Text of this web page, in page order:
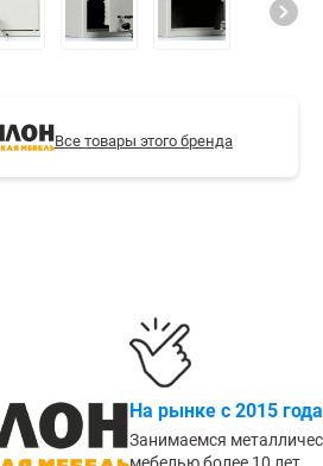
Все товары этого бренда
На рынке с 2015 года
Занимаемся